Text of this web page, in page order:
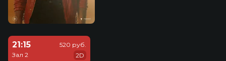
21:15
Зал 2
520 руб.
2D